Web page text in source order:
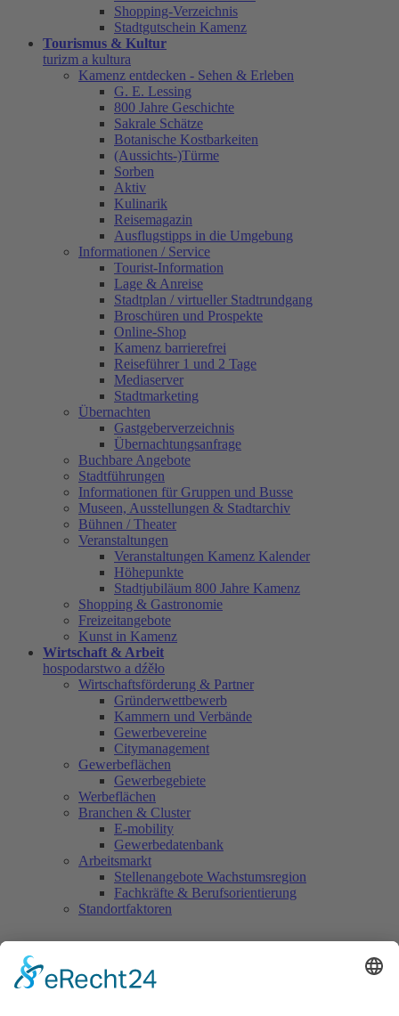
Shopping-Verzeichnis
Stadtgutschein Kamenz
Tourismus & Kultur
turizm a kultura
Kamenz entdecken - Sehen & Erleben
G. E. Lessing
800 Jahre Geschichte
Sakrale Schätze
Botanische Kostbarkeiten
(Aussichts-)Türme
Sorben
Aktiv
Kulinarik
Reisemagazin
Ausflugstipps in die Umgebung
Informationen / Service
Tourist-Information
Lage & Anreise
Stadtplan / virtueller Stadtrundgang
Broschüren und Prospekte
Online-Shop
Kamenz barrierefrei
Reiseführer 1 und 2 Tage
Mediaserver
Stadtmarketing
Übernachten
Gastgeberverzeichnis
Übernachtungsanfrage
Buchbare Angebote
Stadtführungen
Informationen für Gruppen und Busse
Museen, Ausstellungen & Stadtarchiv
Bühnen / Theater
Veranstaltungen
Veranstaltungen Kamenz Kalender
Höhepunkte
Stadtjubiläum 800 Jahre Kamenz
Shopping & Gastronomie
Freizeitangebote
Kunst in Kamenz
Wirtschaft & Arbeit
hospodarstwo a dźěło
Wirtschaftsförderung & Partner
Gründerwettbewerb
Kammern und Verbände
Gewerbevereine
Citymanagement
Gewerbeflächen
Gewerbegebiete
Werbeflächen
Branchen & Cluster
E-mobility
Gewerbedatenbank
Arbeitsmarkt
Stellenangebote Wachstumsregion
Fachkräfte & Berufsorientierung
Standortfaktoren
Gelebte Städtepartnerschaft im